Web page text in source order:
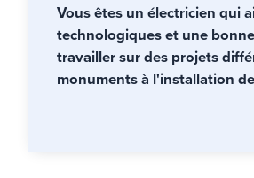
Vous êtes un électricien qui
technologiques et une
travailler sur des projets
monuments à l'installation